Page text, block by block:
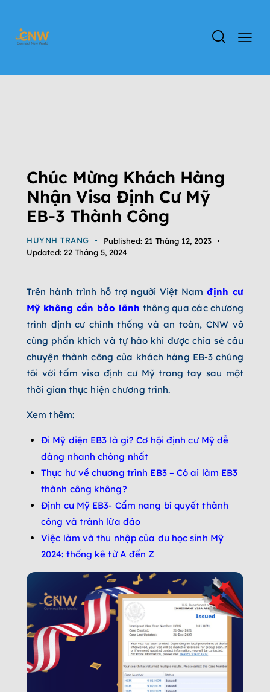
Chúc Mừng Khách Hàng
Nhận Visa Định Cư Mỹ
EB-3 Thành Công
HUYNH TRANG Published: 21 Tháng 12, 2023
Updated: 22 Tháng 5, 2024
Trên hành trình hỗ trợ người Việt Namđịnh cư
Mỹ không cần bảo lãnh thông qua các chương
trình định cư chính thống và an toàn, CNW vô
cùng phấn khích và tự hào khi được chia sẻ câu
chuyện thành công của khách hàng EB-3 chúng
tôi với tấm visa định cư Mỹ trong tay sau một
thời gian thực hiện chương trình.
Xem thêm:
Đi Mỹ diện EB3 là gì? Cơ hội định cư Mỹ dễ
dàng nhanh chóng nhất
Thực hư về chương trình EB3 – Có ai làm EB3
thành công không?
Định cư Mỹ EB3- Cẩm nang bí quyết thành
công và tránh lừa đảo
Việc làm và thu nhập của du học sinh Mỹ
2024: thống kê từ A đến Z